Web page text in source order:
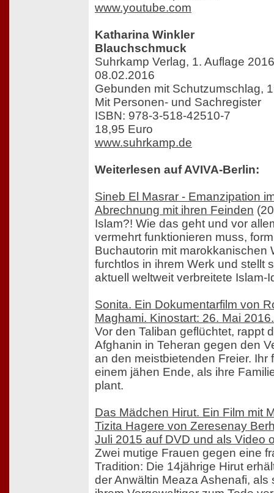
www.youtube.com
Katharina Winkler
Blauchschmuck
Suhrkamp Verlag, 1. Auflage
08.02.2016
Gebunden mit Schutzumschlag,
Mit Personen- und Sachregister
ISBN: 978-3-518-42510-7
18,95 Euro
www.suhrkamp.de
Weiterlesen auf AVIVA-Berlin:
Sineb El Masrar - Emanzipation
Abrechnung mit ihren Feinden
Islam?! Wie das geht und vor
vermehrt funktionieren muss,
Buchautorin mit marokkanischen
furchtlos in ihrem Werk und stellt
aktuell weltweit verbreitete Islam-
Sonita. Ein Dokumentarfilm von
Maghami. Kinostart: 26. Mai 2016.
Vor den Taliban geflüchtet, rappt
Afghanin in Teheran gegen den
an den meistbietenden Freier. Ihr
einem jähen Ende, als ihre
plant.
Das Mädchen Hirut. Ein Film mit
Tizita Hagere von Zeresenay
Juli 2015 auf DVD und als Video
Zwei mutige Frauen gegen eine
Tradition: Die 14jährige Hirut
der Anwältin Meaza Ashenafi,